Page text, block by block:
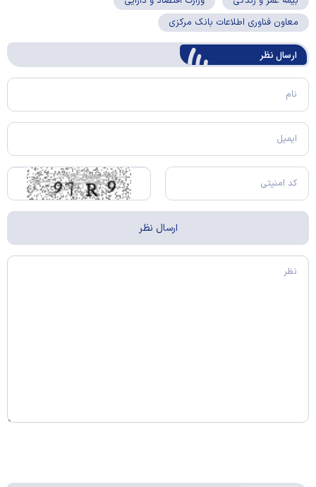
معاون فناوری اطلاعات بانک مرکزی
ارسال‌ نظر